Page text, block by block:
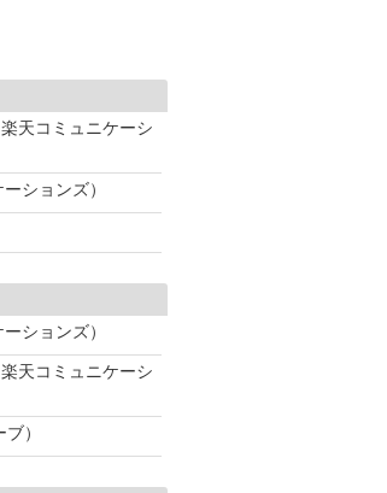
天コミュニケーシ
ションズ）
ションズ）
天コミュニケーシ
）